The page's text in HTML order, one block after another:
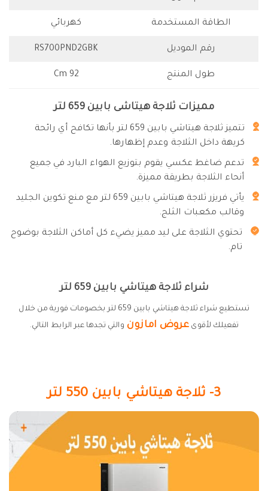
الطاقة المستخدمة كهربائي
رقم الموديل RS700PND2GBK
طول المنتج 92 Cm
مميزات ثلاجة هيتاشى بابين 659 لتر
تتميز ثلاجة هيتاشي بابين 659 لتر بأنها تكافح أي رائحة
كريهة داخل الثلاجة وعدم إظهارها.
تدعم ضاغط عكسي يقوم بتوزيع الهواء البارد في جميع
أنحاء الثلاجة بطريقة مميزة.
يأتي فريزر ثلاجة هيتاشي بابين 659 لتر مع منع تكوين الجليد
وقالب مكعبات الثلج.
تحتوي الثلاجة على ليد مميز يضيء كل أماكن الثلاجة بوضوح
تام.
شراء ثلاجة هيتاشي بابين 659 لتر
تستطيع شراء ثلاجة هيتاشي بابين 659 لتر بخصومات فورية من خلال
تفعيلك لأقوىعروض امازون والتي تجدها عبر الرابط التالي.
3- ثلاجة هيتاشي بابين 550 لتر